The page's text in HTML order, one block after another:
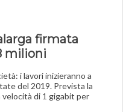
firmata
milioni
i lavori inizieranno a
del 2019. Prevista la
velocità di 1 gigabit per